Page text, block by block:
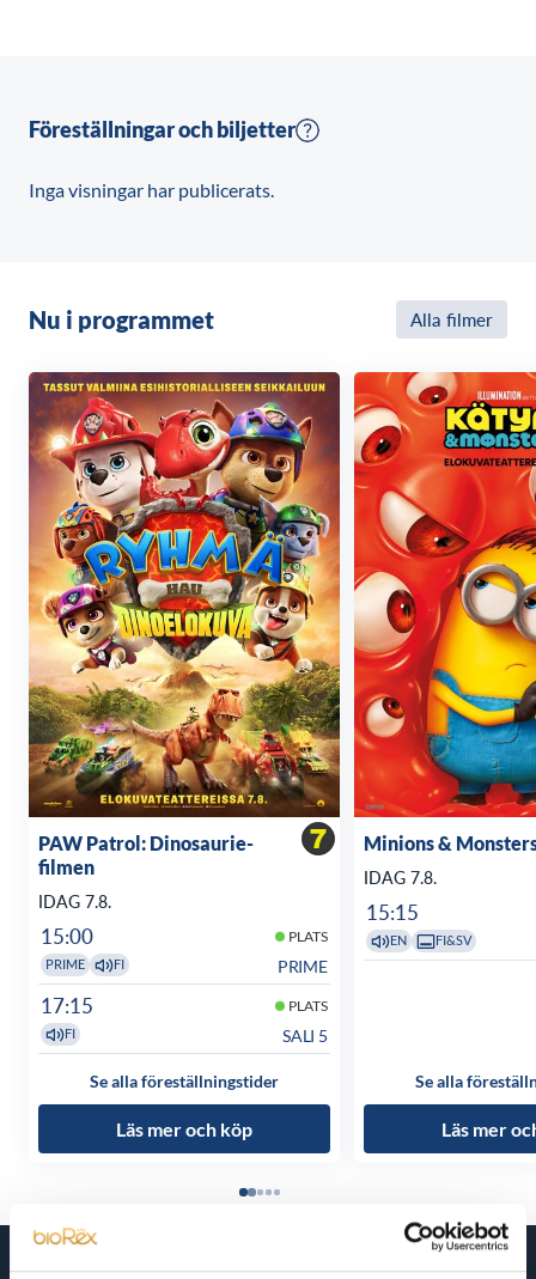
Föreställningar och biljetter
Inga visningar har publicerats.
Nu i programmet Alla filmer
PAW Patrol: Dinosaurie-
filmen
IDAG 7.8.
15:00 PLATS
PRIME FI PRIME
17:15 PLATS
FI SALI 5
Se alla föreställningstider
Läs mer och köp
Minions &
IDAG 7.8.
15:15
EN FI&SV
Se alla
Läs mer